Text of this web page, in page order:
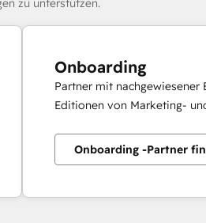
zu unterstützen.
Onboarding
Partner mit
Editionen von Marketing-
Onboarding -Partner